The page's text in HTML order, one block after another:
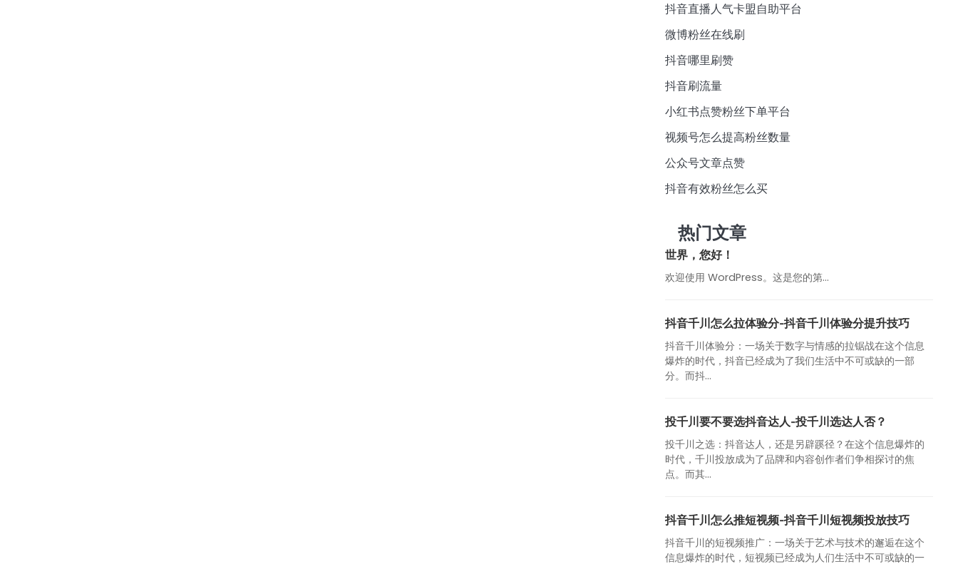
抖音直播人气卡盟自助平台
微博粉丝在线刷
抖音哪里刷赞
抖音刷流量
小红书点赞粉丝下单平台
视频号怎么提高粉丝数量
公众号文章点赞
抖音有效粉丝怎么买
热门文章
世界，您好！
欢迎使用 WordPress。这是您的第…
抖音千川怎么拉体验分-抖音千川体验分提升技巧
抖音千川体验分：一场关于数字与情感的拉锯战在这个信息
爆炸的时代，抖音已经成为了我们生活中不可或缺的一部
分。而抖...
投千川要不要选抖音达人-投千川选达人否？
投千川之选：抖音达人，还是另辟蹊径？在这个信息爆炸的
时代，千川投放成为了品牌和内容创作者们争相探讨的焦
点。而其...
抖音千川怎么推短视频-抖音千川短视频投放技巧
抖音千川的短视频推广：一场关于艺术与技术的邂逅在这个
信息爆炸的时代，短视频已经成为人们生活中不可或缺的一